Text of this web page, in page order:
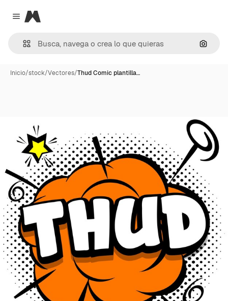
Close menu
Magnific
Inicio/stock/Vectores/Thud Comic plantilla…